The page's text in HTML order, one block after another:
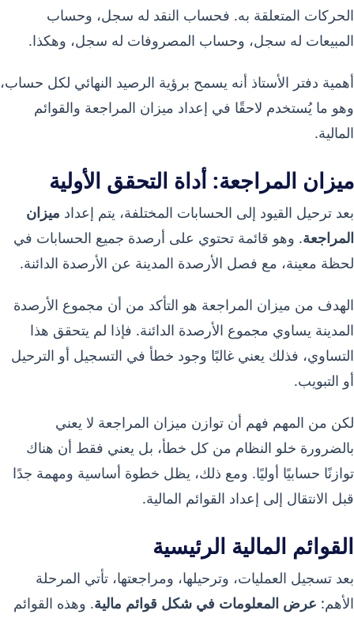
الحركات المتعلقة به. فحساب النقد له سجل، وحساب
المبيعات له سجل، وحساب المصروفات له سجل، وهكذا.
أهمية دفتر الأستاذ أنه يسمح برؤية الرصيد النهائي لكل حساب،
وهو ما يُستخدم لاحقًا في إعداد ميزان المراجعة والقوائم
المالية.
ميزان المراجعة: أداة التحقق الأولية
بعد ترحيل القيود إلى الحسابات المختلفة، يتم إعداد ميزان
المراجعة. وهو قائمة تحتوي على أرصدة جميع الحسابات في
لحظة معينة، مع فصل الأرصدة المدينة عن الأرصدة الدائنة.
الهدف من ميزان المراجعة هو التأكد من أن مجموع الأرصدة
المدينة يساوي مجموع الأرصدة الدائنة. فإذا لم يتحقق هذا
التساوي، فذلك يعني غالبًا وجود خطأ في التسجيل أو الترحيل
أو التبويب.
لكن من المهم فهم أن توازن ميزان المراجعة لا يعني
بالضرورة خلو النظام من كل خطأ، بل يعني فقط أن هناك
توازنًا حسابيًا أوليًا. ومع ذلك، يظل خطوة أساسية ومهمة جدًا
قبل الانتقال إلى إعداد القوائم المالية.
القوائم المالية الرئيسية
بعد تسجيل العمليات، وترحيلها، ومراجعتها، تأتي المرحلة
الأهم: عرض المعلومات في شكل قوائم مالية. وهذه القوائم